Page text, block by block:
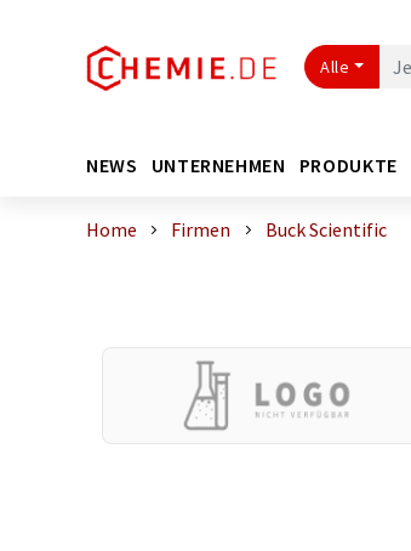
Alle
NEWS UNTERNEHMEN PRODUKTE
Home Firmen Buck Scientific